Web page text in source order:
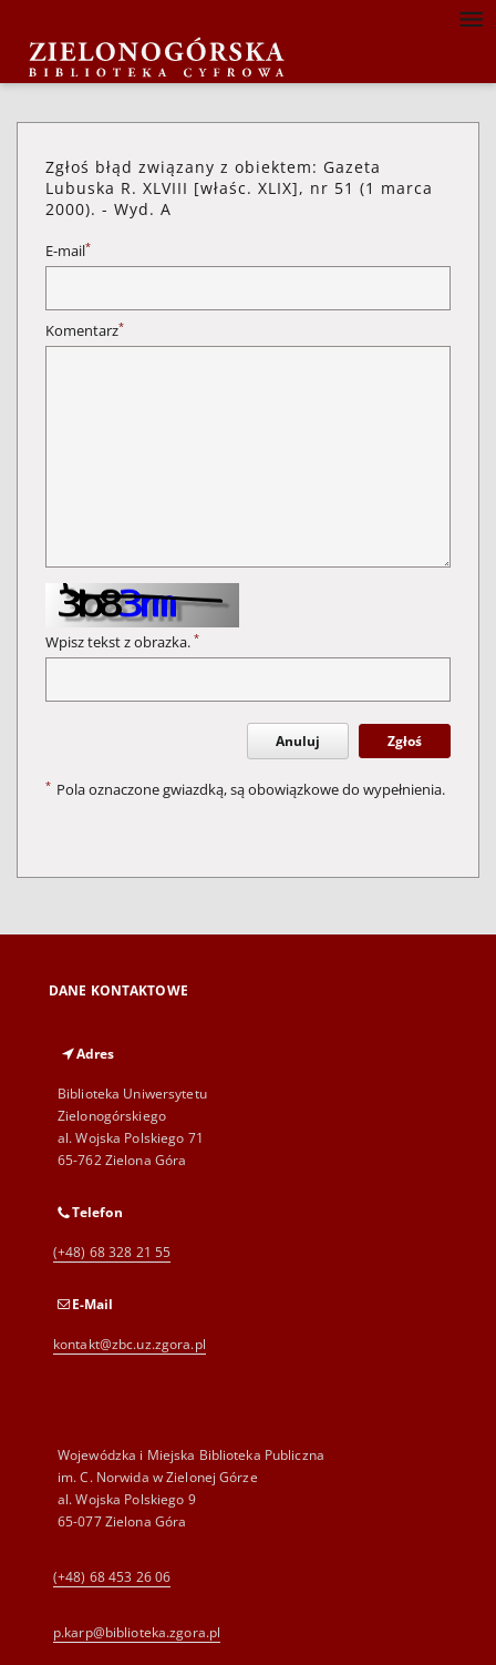
Zgłoś błąd związany z obiektem: Gazeta
Lubuska R. XLVIII [właśc. XLIX], nr 51 (1 marca
2000). - Wyd. A
E-mail*
Komentarz*
Wpisz tekst z obrazka. *
Anuluj Zgłoś
* Pola oznaczone gwiazdką, są obowiązkowe do wypełnienia.
DANE KONTAKTOWE
Adres
Biblioteka Uniwersytetu
Zielonogórskiego
al. Wojska Polskiego 71
65-762 Zielona Góra
Telefon
(+48) 68 328 21 55
E-Mail
kontakt@zbc.uz.zgora.pl
Wojewódzka i Miejska Biblioteka Publiczna
im. C. Norwida w Zielonej Górze
al. Wojska Polskiego 9
65-077 Zielona Góra
(+48) 68 453 26 06
p.karp@biblioteka.zgora.pl